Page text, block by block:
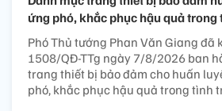
ứng phó, khắc phục hậu quả
Phó Thủ tướng Phan Văn Giang đã
1508/QĐ-TTg ngày 7/8/2026 ban
trang thiết bị bảo đảm cho huấn
phó, khắc phục hậu quả trong tình